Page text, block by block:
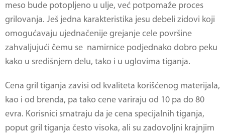
meso bude potopljeno u ulje, već potpomaže proces
grilovanja. Ješ jedna karakteristika jesu debeli zidovi koji
omogućavaju ujednačenije grejanje cele površine
zahvaljujući čemu se namirnice podjednako dobro peku
kako u središnjem delu, tako i u uglovima tiganja.
Cena gril tiganja zavisi od kvaliteta korišćenog materijala,
kao i od brenda, pa tako cene variraju od 10 pa do 80
evra. Korisnici smatraju da je cena specijalnih tiganja,
poput gril tiganja često visoka, ali su zadovoljni krajnjim